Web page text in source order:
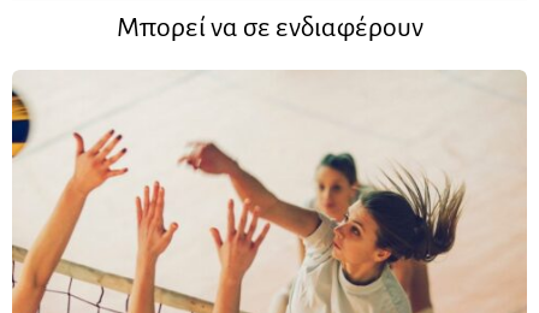
Μπορεί να σε ενδιαφέρουν